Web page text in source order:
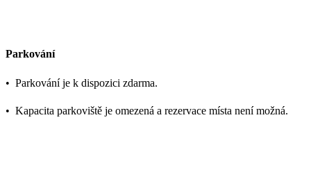
Parkování
• Parkování je k dispozici zdarma.
• Kapacita parkoviště je omezená a rezervace místa není možná.